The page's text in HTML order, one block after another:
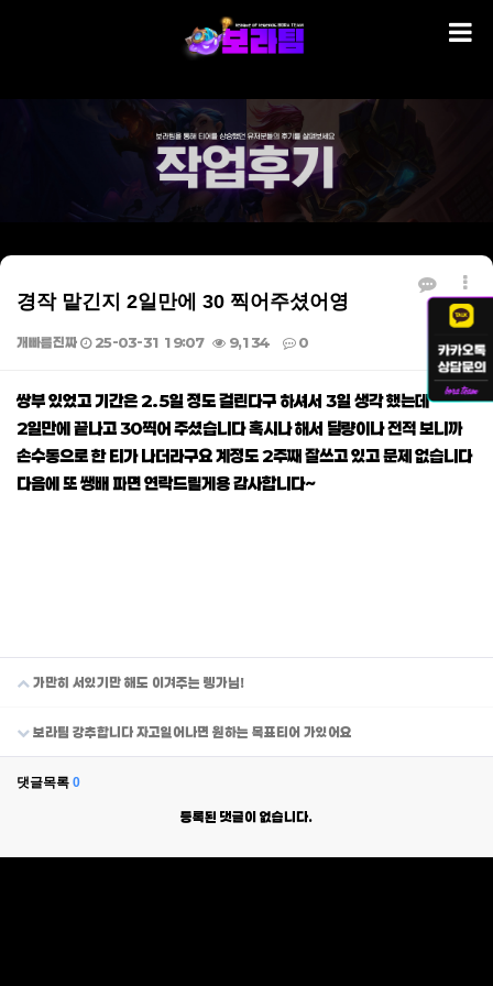
경작 맡긴지 2일만에 30 찍어주셨어영
개빠름진짜 25-03-31 19:07 9,134 0
본문
쌍부 있었고 기간은 2.5일 정도 걸린다구 하셔서 3일 생각 했는데
2일만에 끝나고 30찍어 주셨습니다 혹시나 해서 딜량이나 전적 보니까
손수동으로 한 티가 나더라구요 계정도 2주째 잘쓰고 있고 문제 없습니다
다음에 또 쌩배 파면 연락드릴게용 감사합니다~
가만히 서있기만 해도 이겨주는 렝가님!
보라팀 강추합니다 자고일어나면 원하는 목표티어 가있어요
댓글목록 0
등록된 댓글이 없습니다.